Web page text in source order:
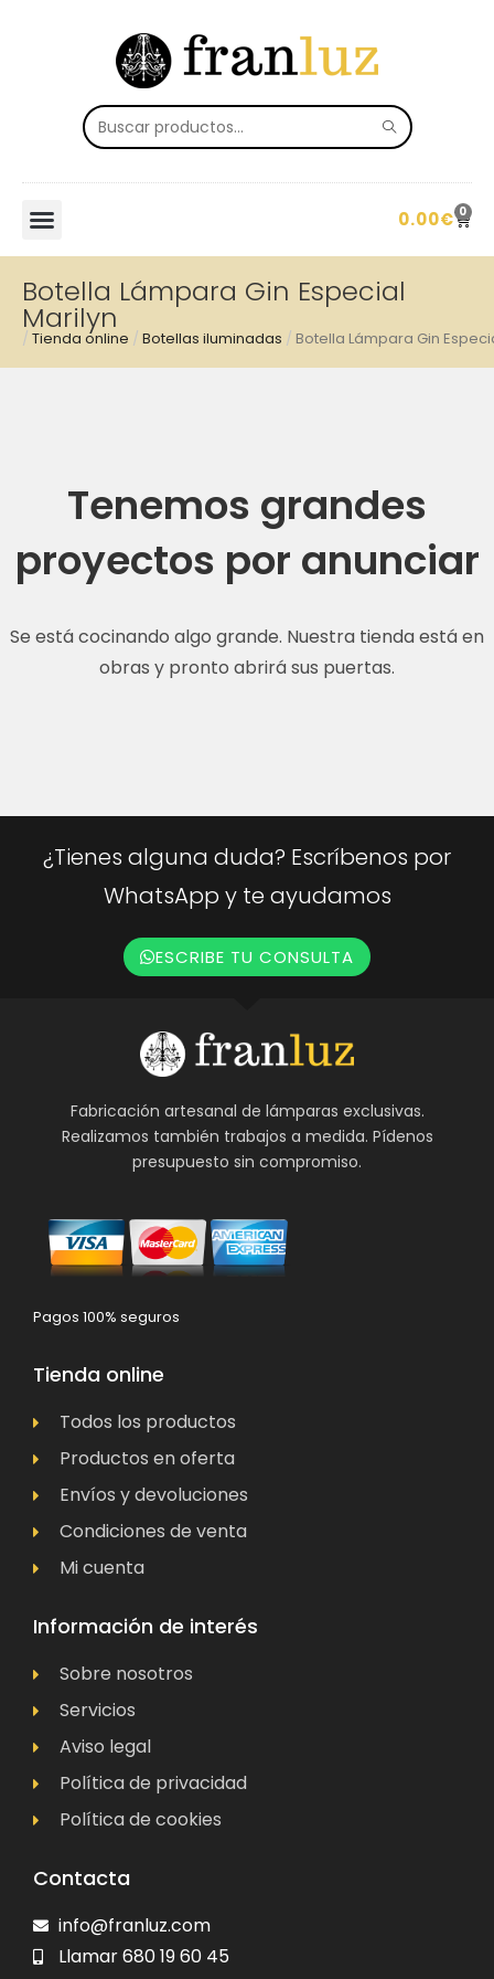
0.00€ 0
Botella Lámpara Gin Especial
Marilyn
/ Tienda online / Botellas iluminadas / Botella Lámpara Gin
Tenemos grandes
proyectos por anunciar
Se está cocinando algo grande. Nuestra tienda está en
obras y pronto abrirá sus puertas.
¿Tienes alguna duda? Escríbenos por
WhatsApp y te ayudamos
ESCRIBE TU CONSULTA
Fabricación artesanal de lámparas exclusivas.
Realizamos también trabajos a medida. Pídenos
presupuesto sin compromiso.
Pagos 100% seguros
Tienda online
Todos los productos
Productos en oferta
Envíos y devoluciones
Condiciones de venta
Mi cuenta
Información de interés
Sobre nosotros
Servicios
Aviso legal
Política de privacidad
Política de cookies
Contacta
info@franluz.com
Llamar 680 19 60 45